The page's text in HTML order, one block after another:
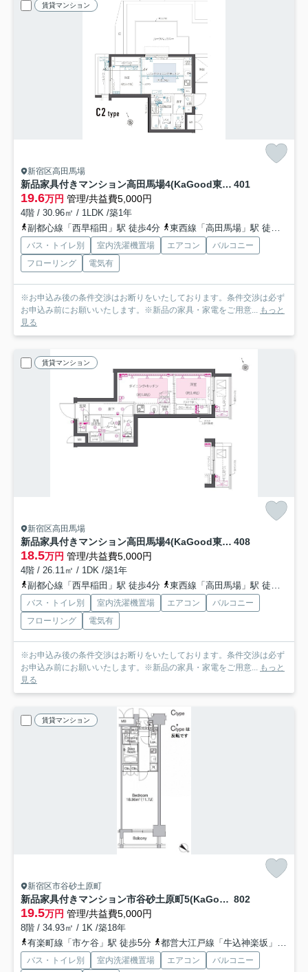
賃貸マンション
新宿区高田馬場
新品家具付きマンション高田馬場4(KaGood東京) 401
19.6万円 管理/共益費5,000円
4階 / 30.96㎡ / 1LDK /築1年
副都心線「西早稲田」駅 徒歩4分
東西線「高田馬場」駅 徒歩9分
バス・トイレ別 室内洗濯機置場 エアコン
バルコニー
フローリング
電気有
※お申込み後の条件交渉はお断りをいたしております。条件交渉は必ず
お申込み前にお願いいたします。※新品の家具・家電をご用意... もっと
見る
賃貸マンション
新宿区高田馬場
新品家具付きマンション高田馬場4(KaGood東京) 408
18.5万円 管理/共益費5,000円
4階 / 26.11㎡ / 1DK /築1年
副都心線「西早稲田」駅 徒歩4分
東西線「高田馬場」駅 徒歩9分
バス・トイレ別 室内洗濯機置場 エアコン
バルコニー
フローリング
電気有
※お申込み後の条件交渉はお断りをいたしております。条件交渉は必ず
お申込み前にお願いいたします。※新品の家具・家電をご用意... もっと
見る
賃貸マンション
新宿区市谷砂土原町
新品家具付きマンション市谷砂土原町5(KaGood東京) 802
19.5万円 管理/共益費5,000円
8階 / 34.93㎡ / 1K /築18年
有楽町線「市ケ谷」駅 徒歩5分
都営大江戸線「牛込神楽坂」駅 徒歩8分
バス・トイレ別 室内洗濯機置場 エアコン
バルコニー